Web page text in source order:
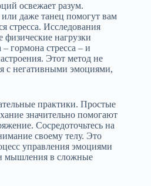
освежает разум.
даже танец помогут вам
стресса. Исследования
физические нагрузки
гормона стресса – и
Этот метод не
с негативными эмоциями,
практики. Простые
значительно помогают
Сосредоточьтесь на
своему телу. Это
управления эмоциями
мышления в сложные